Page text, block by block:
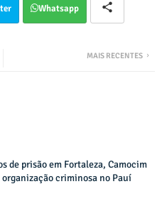
Whatsapp
MAIS RECENTES